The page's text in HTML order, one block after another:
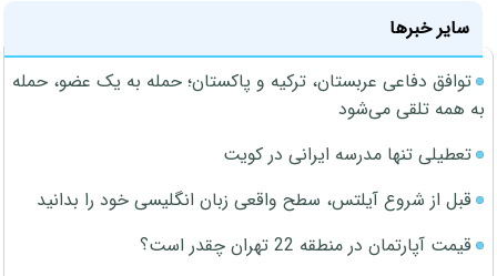
سایر خبرها
توافق دفاعی عربستان، ترکیه و پاکستان؛ حمله به یک عضو، حمله
به همه تلقی می‌شود
تعطیلی تنها مدرسه ایرانی در کویت
قبل از شروع آیلتس، سطح واقعی زبان انگلیسی خود را بدانید
قیمت آپارتمان در منطقه 22 تهران چقدر است؟